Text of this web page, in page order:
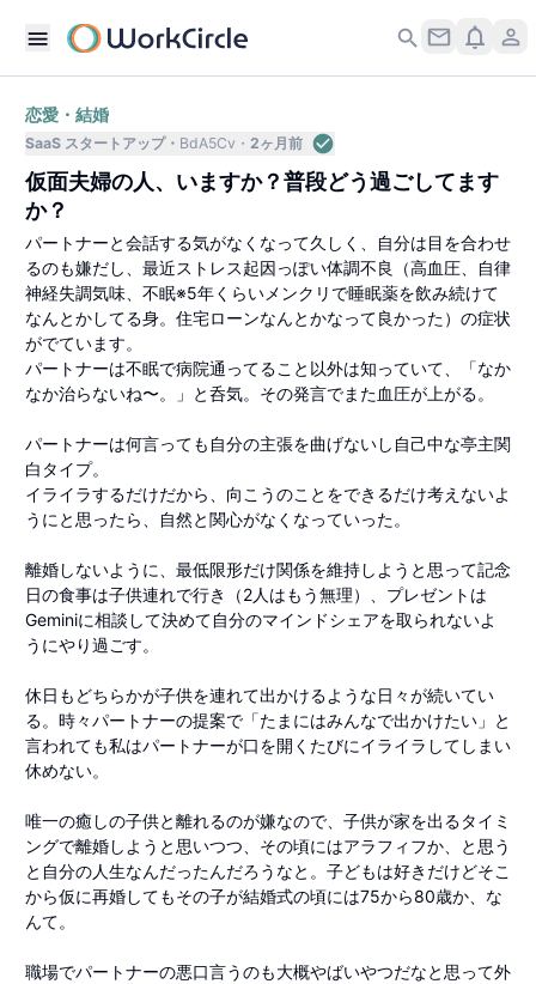
恋愛・結婚
SaaS スタートアップ BdA5Cv 2ヶ月前
仮面夫婦の人、いますか？普段どう過ごしてます
か？
パートナーと会話する気がなくなって久しく、自分は目を合わせ
るのも嫌だし、最近ストレス起因っぽい体調不良（高血圧、自律
神経失調気味、不眠※5年くらいメンクリで睡眠薬を飲み続けて
なんとかしてる身。住宅ローンなんとかなって良かった）の症状
がでています。
パートナーは不眠で病院通ってること以外は知っていて、「なか
なか治らないね〜。」と呑気。その発言でまた血圧が上がる。
パートナーは何言っても自分の主張を曲げないし自己中な亭主関
白タイプ。
イライラするだけだから、向こうのことをできるだけ考えないよ
うにと思ったら、自然と関心がなくなっていった。
離婚しないように、最低限形だけ関係を維持しようと思って記念
日の食事は子供連れで行き（2人はもう無理）、プレゼントは
Geminiに相談して決めて自分のマインドシェアを取られないよ
うにやり過ごす。
休日もどちらかが子供を連れて出かけるような日々が続いてい
る。時々パートナーの提案で「たまにはみんなで出かけたい」と
言われても私はパートナーが口を開くたびにイライラしてしまい
休めない。
唯一の癒しの子供と離れるのが嫌なので、子供が家を出るタイミ
ングで離婚しようと思いつつ、その頃にはアラフィフか、と思う
と自分の人生なんだったんだろうなと。子どもは好きだけどそこ
から仮に再婚してもその子が結婚式の頃には75から80歳か、な
んて。
職場でパートナーの悪口言うのも大概やばいやつだなと思って外